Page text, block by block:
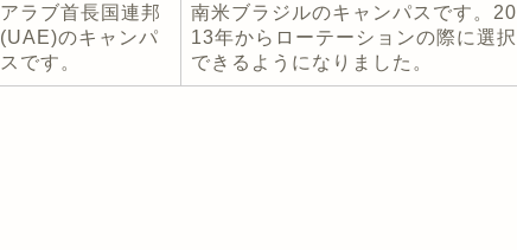
アラブ首長国連邦
(UAE)のキャンパ
スです。
南米ブラジルのキャンパスです。20
13年からローテーションの際に選択
できるようになりました。